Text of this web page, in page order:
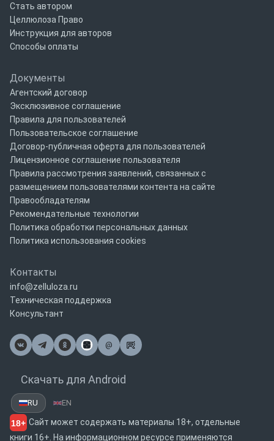
Стать автором
Целлюлоза Право
Инструкция для авторов
Способы оплаты
Документы
Агентский договор
Эксклюзивное соглашение
Правила для пользователей
Пользовательское соглашение
Договор-публичная оферта для пользователей
Лицензионное соглашение пользователя
Правила рассмотрения заявлений, связанных с
размещением пользователями контента на сайте
Правообладателям
Рекомендательные технологии
Политика обработки персональных данных
Политика использования cookies
Контакты
info@zelluloza.ru
Техническая поддержка
Консультант
@
Почта
Скачать для Android
RU EN
18+ Сайт может содержать материалы 18+, отдельные
книги 16+. На информационном ресурсе применяются